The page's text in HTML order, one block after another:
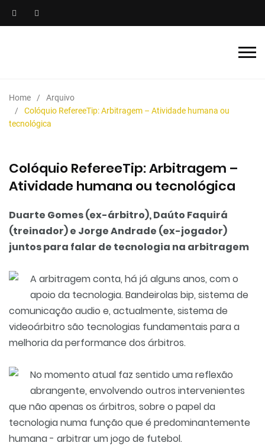
Home
Arquivo
Colóquio RefereeTip: Arbitragem – Atividade humana ou
tecnológica
Colóquio RefereeTip: Arbitragem –
Atividade humana ou tecnológica
Duarte Gomes (ex-árbitro), Daúto Faquirá
(treinador) e Jorge Andrade (ex-jogador)
juntos para falar de tecnologia na arbitragem
A arbitragem conta, há já alguns anos, com o
apoio da tecnologia. Bandeirolas bip, sistema de
comunicação audio e, actualmente, sistema de
videoárbitro são tecnologias fundamentais para a
melhoria da performance dos árbitros.
No momento atual faz sentido uma reflexão
abrangente, envolvendo outros intervenientes
que não apenas os árbitros, sobre o papel da
tecnologia numa função que é predominantemente
humana - arbitrar um jogo de futebol.